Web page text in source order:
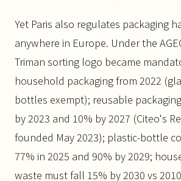
Yet Paris also regulates packaging
anywhere in Europe. Under the
Triman sorting logo became
household packaging from 2022
bottles exempt); reusable
by 2023 and 10% by 2027 (Citeo's
founded May 2023); plastic-bottle
77% in 2025 and 90% by 2029;
waste must fall 15% by 2030 vs